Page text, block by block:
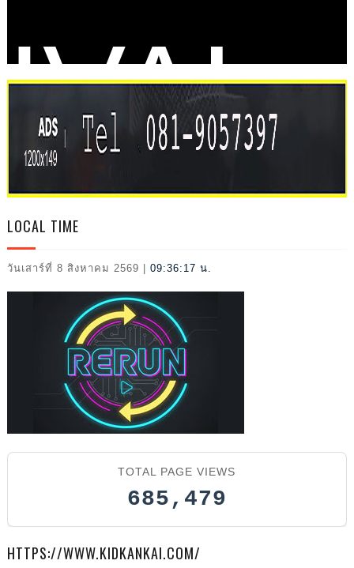
IVAL
2026
LOCAL TIME
วันเสาร์ที่ 8 สิงหาคม 2569 09:36:18 น.
TOTAL PAGE VIEWS
685,479
HTTPS://WWW.KIDKANKAI.COM/